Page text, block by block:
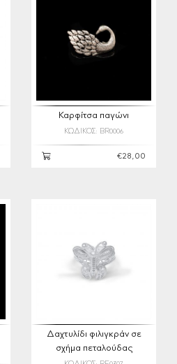
Καρφίτσα παγώνι
ΚΩΔΙΚΟΣ: BR0006
€28,00
Δαχτυλίδι φιλιγκράν σε
σχήμα πεταλούδας